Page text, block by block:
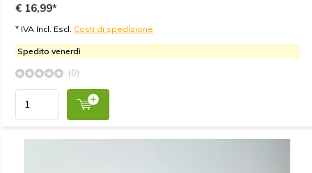
€ 16,99*
* IVA Incl. Escl. Costi di spedizione
Spedito venerdì
(0)